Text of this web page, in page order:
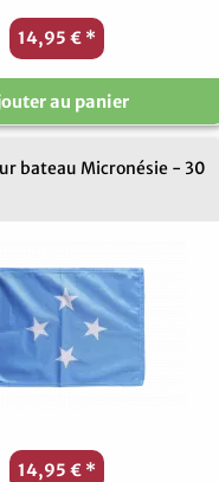
14,95 € *
au panier
bateau Micronésie - 30
14,95 € *